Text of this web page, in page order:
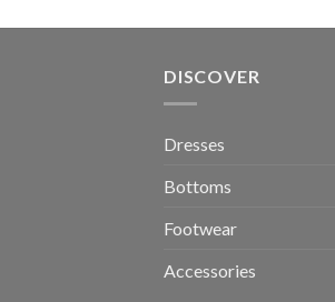
DISCOVER
Dresses
Bottoms
Footwear
Accessories